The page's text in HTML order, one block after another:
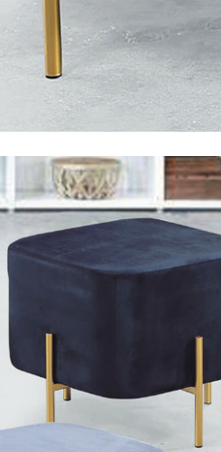
｜周（一）配
台北市、新北市地區
南投、雲林、嘉義、台南、高
@dershin）
況不佳、天候惡劣、過於偏遠之
力完成配送外，視狀況保有出貨的
安全，賣家無提供吊掛服務，若
包裝、廠商紙及所有附隨文件或
腦螢幕選購商品，可能會因個人
，如因此而需退換貨，
需自付來
認商品尺寸，大型物件因為人工
題而需退換貨，請於收到貨7日
裝。鑑賞期間若發生非本司因
市地區固定每周(三)、(日)兩天
商品無維修服務，超過7日鑑賞
商品損壞、零件短缺，則維修、
行維修)。
鑑賞期(注意:鑑賞期非試用期)，
業場所及公開場合之商品則無享
於三日內完成付款， 交易恕不殺
的匯款或轉帳通知，商品將不予